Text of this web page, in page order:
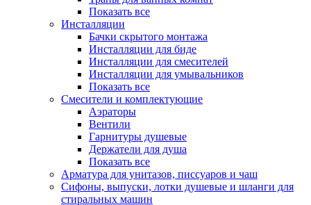
Показать все
Инсталляции
Бачки скрытого монтажа
Инсталляции для биде
Инсталляции для смесителей
Инсталляции для умывальников
Показать все
Смесители и комплектующие
Аэраторы
Вентили
Гарнитуры душевые
Держатели для душа
Показать все
Арматура для унитазов, писсуаров и чаш
Сифоны, выпуски, лотки душевые и шланги для
стиральных машин